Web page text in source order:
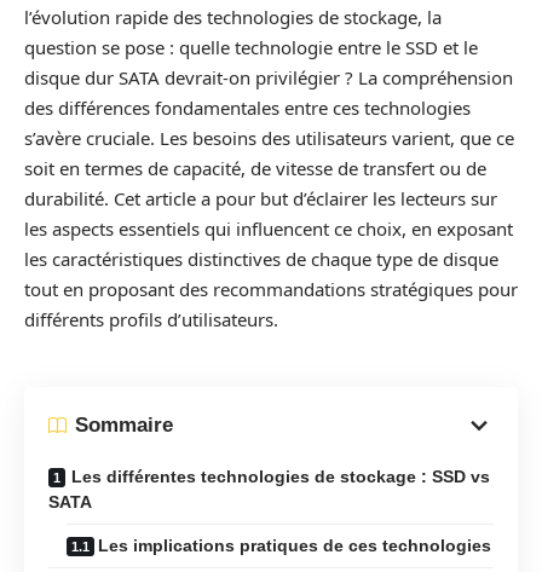
l’évolution rapide des technologies de stockage, la
question se pose : quelle technologie entre le SSD et le
disque dur SATA devrait-on privilégier ? La compréhension
des différences fondamentales entre ces technologies
s’avère cruciale. Les besoins des utilisateurs varient, que ce
soit en termes de capacité, de vitesse de transfert ou de
durabilité. Cet article a pour but d’éclairer les lecteurs sur
les aspects essentiels qui influencent ce choix, en exposant
les caractéristiques distinctives de chaque type de disque
tout en proposant des recommandations stratégiques pour
différents profils d’utilisateurs.
Sommaire
Les différentes technologies de stockage : SSD vs
SATA
Les implications pratiques de ces technologies